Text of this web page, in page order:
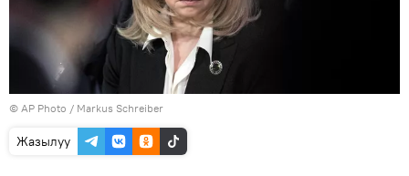
© AP Photo / Markus Schreiber
Жазылуу